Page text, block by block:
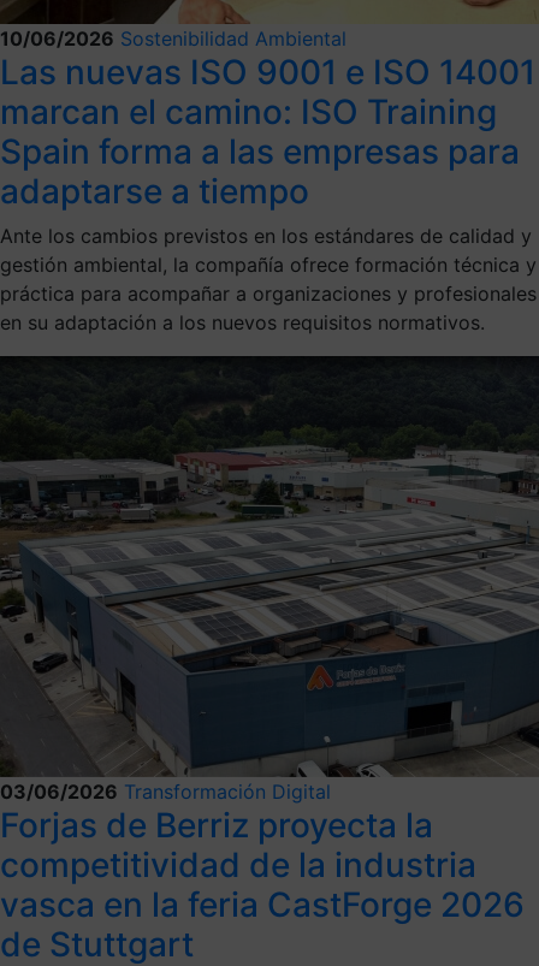
10/06/2026 Sostenibilidad Ambiental
Las nuevas ISO 9001 e ISO 14001
marcan el camino: ISO Training
Spain forma a las empresas para
adaptarse a tiempo
Ante los cambios previstos en los estándares de calidad y
gestión ambiental, la compañía ofrece formación técnica y
práctica para acompañar a organizaciones y profesionales
en su adaptación a los nuevos requisitos normativos.
03/06/2026 Transformación Digital
Forjas de Berriz proyecta la
competitividad de la industria
vasca en la feria CastForge 2026
de Stuttgart